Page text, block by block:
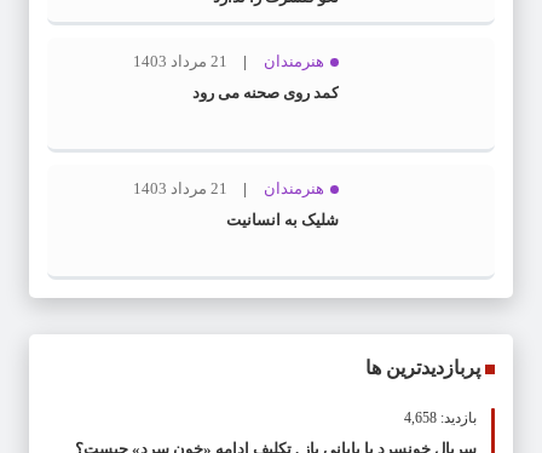
هنرمندان
21 مرداد 1403
کمد روی صحنه می رود
هنرمندان
21 مرداد 1403
شلیک به انسانیت
پربازدیدترین ها
بازدید: 4,658
سریال خونسرد با پایانی باز . تکلیف ادامه «خون سرد» چیست؟